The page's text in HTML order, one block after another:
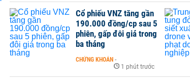
Cổ phiếu VNZ tăng gần
190.000 đồng/cp sau 5
phiên, gấp đôi giá trong
ba tháng
CHỨNG KHOÁN -
1 phút trước